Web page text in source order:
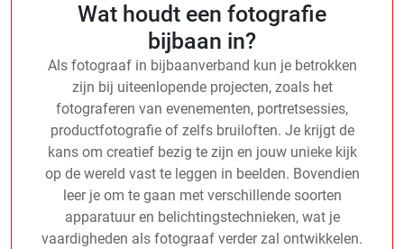
Wat houdt een fotografie
bijbaan in?
Als fotograaf in bijbaanverband kun je betrokken
zijn bij uiteenlopende projecten, zoals het
fotograferen van evenementen, portretsessies,
productfotografie of zelfs bruiloften. Je krijgt de
kans om creatief bezig te zijn en jouw unieke kijk
op de wereld vast te leggen in beelden. Bovendien
leer je om te gaan met verschillende soorten
apparatuur en belichtingstechnieken, wat je
vaardigheden als fotograaf verder zal ontwikkelen.